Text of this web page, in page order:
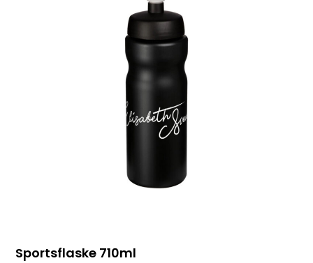
Sportsflaske 710ml